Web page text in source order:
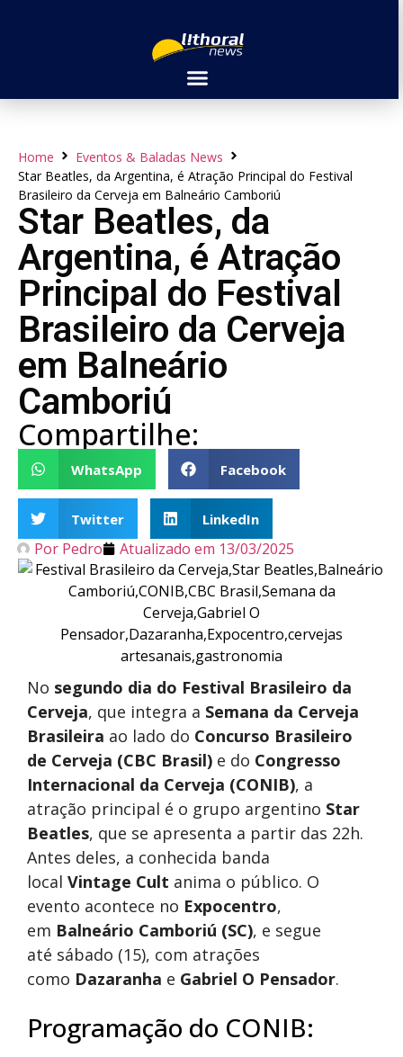
Home
Eventos & Baladas News
Star Beatles, da Argentina, é Atração Principal do Festival
Brasileiro da Cerveja em Balneário Camboriú
Star Beatles, da
Argentina, é Atração
Principal do Festival
Brasileiro da Cerveja
em Balneário
Camboriú
Compartilhe:
WhatsApp Facebook
Twitter LinkedIn
Por Pedro Atualizado em 13/03/2025
No segundo dia do Festival Brasileiro da
Cerveja, que integra a Semana da Cerveja
Brasileira ao lado do Concurso Brasileiro
de Cerveja (CBC Brasil) e do Congresso
Internacional da Cerveja (CONIB), a
atração principal é o grupo argentino Star
Beatles, que se apresenta a partir das 22h.
Antes deles, a conhecida banda
local Vintage Cult anima o público. O
evento acontece no Expocentro,
em Balneário Camboriú (SC), e segue
até sábado (15), com atrações
como Dazaranha e Gabriel O Pensador.
Programação do CONIB: